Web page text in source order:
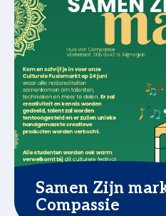
Samen Zijn
Compassie